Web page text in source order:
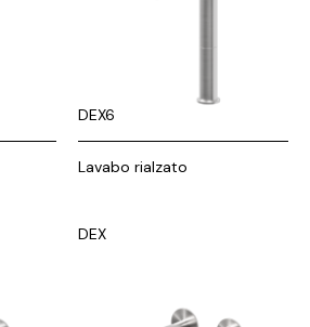
DEX6
Lavabo rialzato
DEX